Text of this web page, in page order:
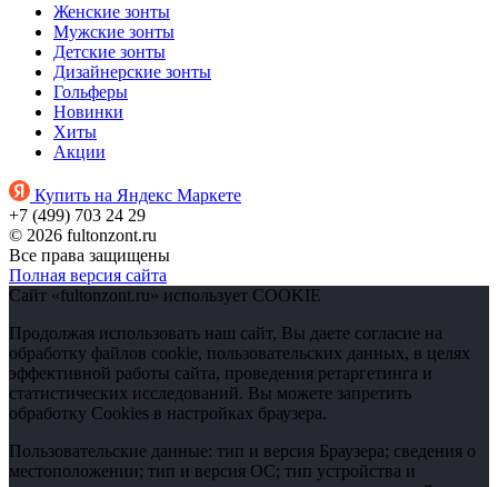
Женские зонты
Мужские зонты
Детские зонты
Дизайнерские зонты
Гольферы
Новинки
Хиты
Акции
Купить на Яндекс Маркете
+7 (499) 703 24 29
© 2026 fultonzont.ru
Все права защищены
Полная версия сайта
Сайт «fultonzont.ru» использует COOKIE
Продолжая использовать наш сайт, Вы даете согласие на
обработку файлов cookie, пользовательских данных, в целях
эффективной работы сайта, проведения ретаргетинга и
статистических исследований. Вы можете запретить
обработку Cookies в настройках браузера.
Пользовательские данные: тип и версия Браузера; сведения о
местоположении; тип и версия ОС; тип устройства и